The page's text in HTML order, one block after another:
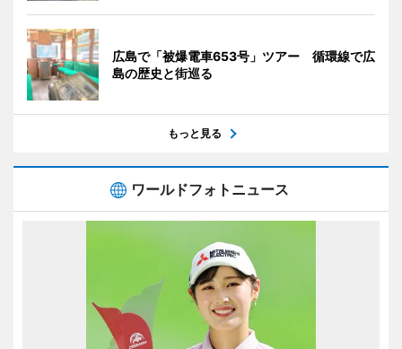
広島で「被爆電車653号」ツアー 循環線で広
島の歴史と街巡る
もっと見る
ワールドフォトニュース